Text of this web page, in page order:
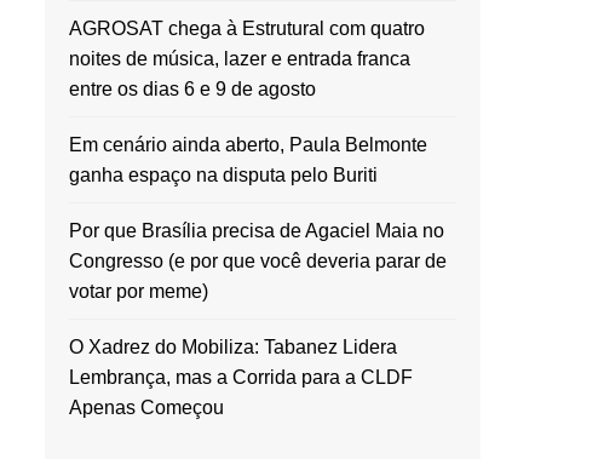
AGROSAT chega à Estrutural com quatro
noites de música, lazer e entrada franca
entre os dias 6 e 9 de agosto
Em cenário ainda aberto, Paula Belmonte
ganha espaço na disputa pelo Buriti
Por que Brasília precisa de Agaciel Maia no
Congresso (e por que você deveria parar de
votar por meme)
O Xadrez do Mobiliza: Tabanez Lidera
Lembrança, mas a Corrida para a CLDF
Apenas Começou